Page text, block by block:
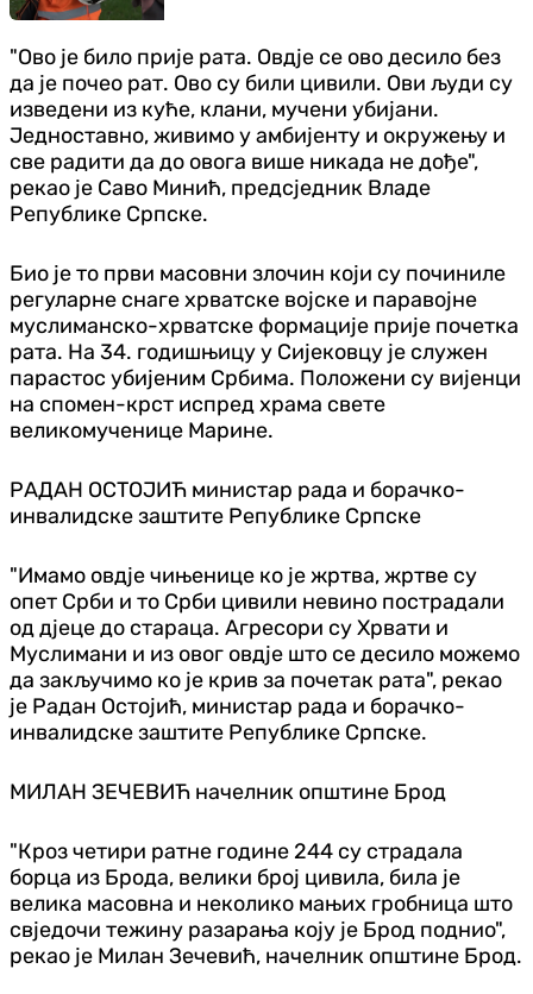
"Ово је било прије рата. Овдје се ово десило без
да је почео рат. Ово су били цивили. Ови људи су
изведени из куће, клани, мучени убијани.
Једноставно, живимо у амбијенту и окружењу и
све радити да до овога више никада не дође",
рекао је Саво Минић, предсједник Владе
Републике Српске.
Био је то први масовни злочин који су починиле
регуларне снаге хрватске војске и паравојне
муслиманско-хрватске формације прије почетка
рата. На 34. годишњицу у Сијековцу је служен
парастос убијеним Србима. Положени су вијенци
на спомен-крст испред храма свете
великомученице Марине.
РАДАН ОСТОЈИЋ министар рада и борачко-
инвалидске заштите Републике Српске
"Имамо овдје чињенице ко је жртва, жртве су
опет Срби и то Срби цивили невино пострадали
од дјеце до стараца. Агресори су Хрвати и
Муслимани и из овог овдје што се десило можемо
да закључимо ко је крив за почетак рата", рекао
је Радан Остојић, министар рада и борачко-
инвалидске заштите Републике Српске.
МИЛАН ЗЕЧЕВИЋ начелник општине Брод
"Кроз четири ратне године 244 су страдала
борца из Брода, велики број цивила, била је
велика масовна и неколико мањих гробница што
свједочи тежину разарања коју је Брод поднио",
рекао је Милан Зечевић, начелник општине Брод.